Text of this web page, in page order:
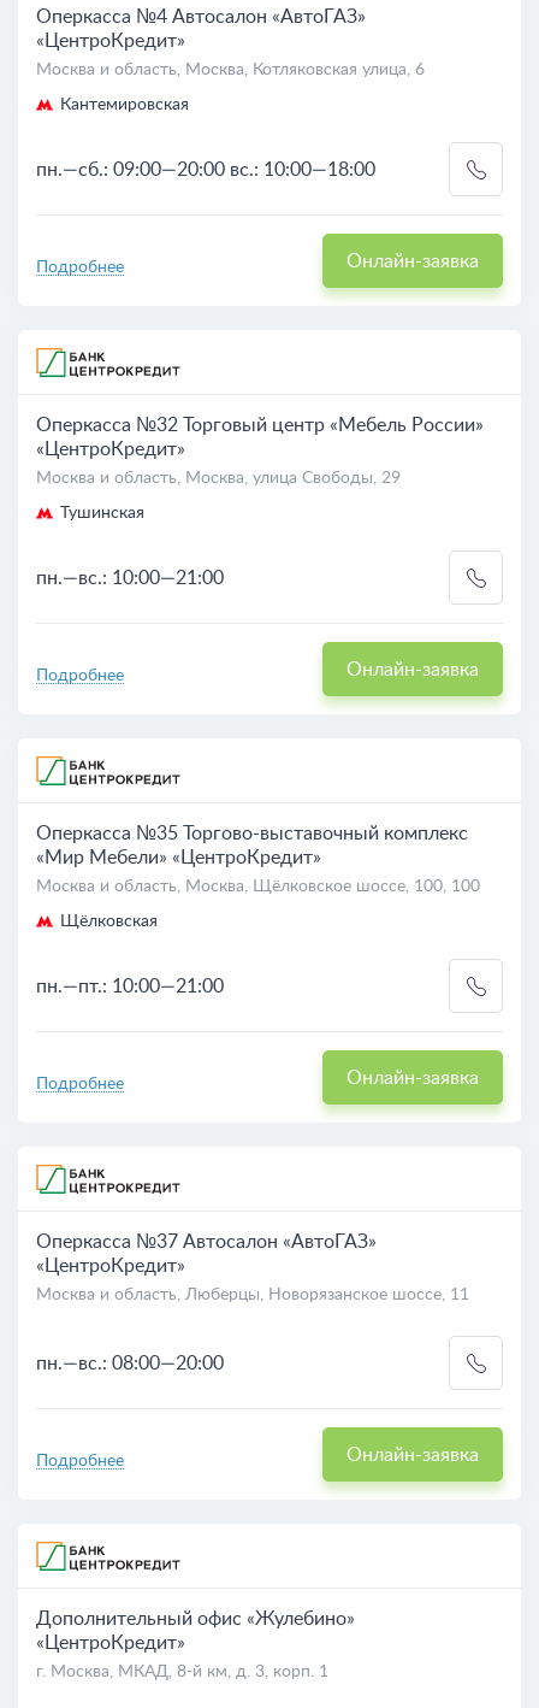
Оперкасса №4 Автосалон «АвтоГАЗ»
«ЦентроКредит»
Москва и область, Москва, Котляковская улица, 6
Кантемировская
пн.—сб.: 09:00—20:00 вс.: 10:00—18:00
Подробнее Онлайн-заявка
Оперкасса №32 Торговый центр «Мебель России»
«ЦентроКредит»
Москва и область, Москва, улица Свободы, 29
Тушинская
пн.—вс.: 10:00—21:00
Подробнее Онлайн-заявка
Оперкасса №35 Торгово-выставочный комплекс
«Мир Мебели» «ЦентроКредит»
Москва и область, Москва, Щёлковское шоссе, 100, 100
Щёлковская
пн.—пт.: 10:00—21:00
Подробнее Онлайн-заявка
Оперкасса №37 Автосалон «АвтоГАЗ»
«ЦентроКредит»
Москва и область, Люберцы, Новорязанское шоссе, 11
пн.—вс.: 08:00—20:00
Подробнее Онлайн-заявка
Дополнительный офис «Жулебино»
«ЦентроКредит»
г. Москва, МКАД, 8-й км, д. 3, корп. 1